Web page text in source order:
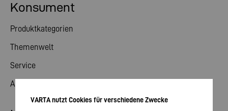
Konsument
Produktkategorien
Themenwelt
Service
Aktuelles
VARTA nutzt Cookies für verschiedene Zwecke